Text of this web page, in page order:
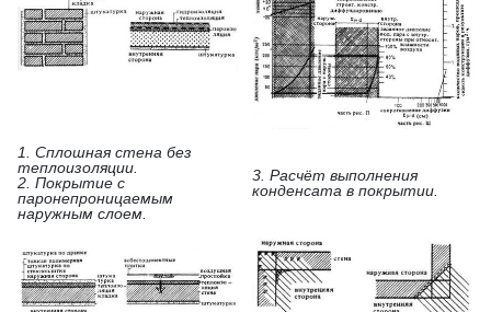
1. Сплошная стена без
теплоизоляции.
2. Покрытие с
паронепроницаемым
наружным слоем.
3. Расчёт выполнения
конденсата в покрытии.